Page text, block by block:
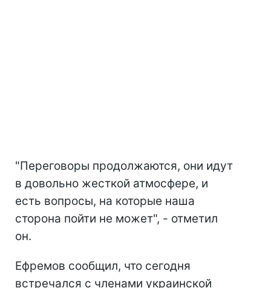
"Переговоры продолжаются, они идут
в довольно жесткой атмосфере, и
есть вопросы, на которые наша
сторона пойти не может", - отметил
он.
Ефремов сообщил, что сегодня
встречался с членами украинской